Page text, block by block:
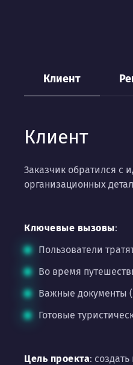
Клиент
Клиент
Заказчик обратился с
организационных
Ключевые вызовы:
Пользователи
Во время
Важные документы
Готовые
Цель проекта: